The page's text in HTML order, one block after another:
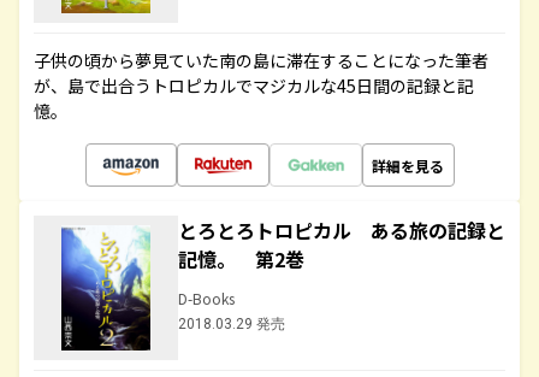
子供の頃から夢見ていた南の島に滞在することになった筆者
が、島で出合うトロピカルでマジカルな45日間の記録と記
憶。
詳細を見る
とろとろトロピカル ある旅の記録と
記憶。 第2巻
D-Books
2018.03.29 発売